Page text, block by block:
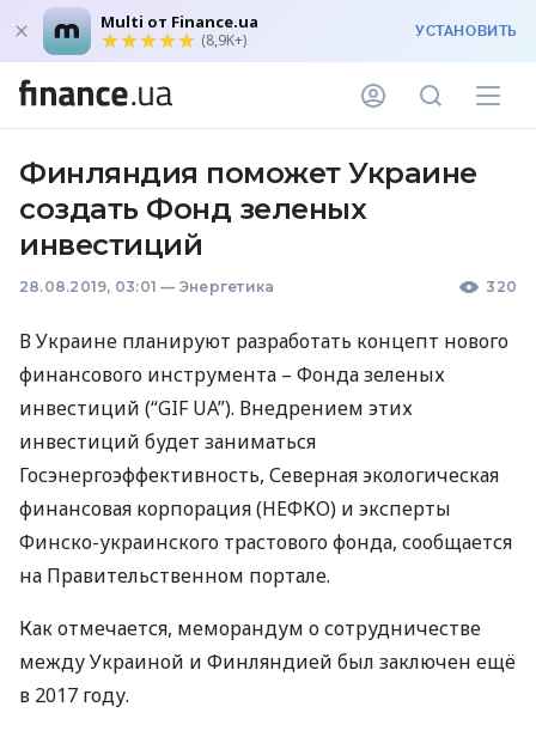
Multi от Finance.ua
(8,9K+) УСТАНОВИТЬ
Финляндия поможет Украине
создать Фонд зеленых
инвестиций
28.08.2019, 03:01 — Энергетика 320
В Украине планируют разработать концепт нового
финансового инструмента – Фонда зеленых
инвестиций (“GIF UA”). Внедрением этих
инвестиций будет заниматься
Госэнергоэффективность, Северная экологическая
финансовая корпорация (НЕФКО) и эксперты
Финско-украинского трастового фонда, сообщается
на Правительственном портале.
Как отмечается, меморандум о сотрудничестве
между Украиной и Финляндией был заключен ещё
в 2017 году.